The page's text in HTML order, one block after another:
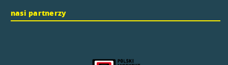
nasi partnerzy